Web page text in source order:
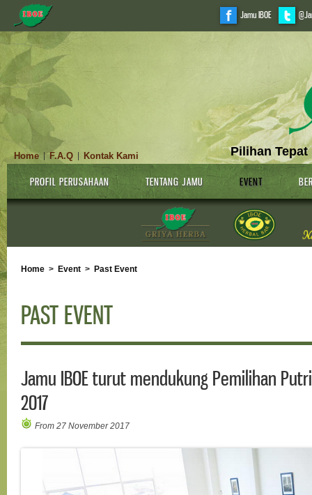
Jamu IBOE
Pilihan Tepat
Home |F.A.Q Kontak Kami
PROFIL PERUSAHAAN TENTANG JAMU EVENT
Home > Event > Past Event
PAST EVENT
Jamu IBOE turut mendukung Pemilihan
2017
From 27 November 2017